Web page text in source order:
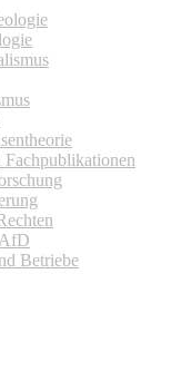
Betriebe